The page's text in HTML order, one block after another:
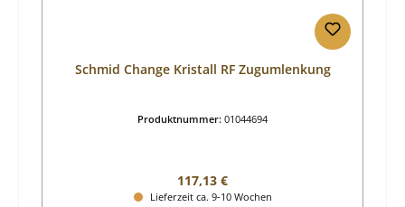
Schmid Change Kristall RF Zugumlenkung
Produktnummer: 01044694
Regulärer Preis:
117,13 €
Lieferzeit ca. 9-10 Wochen